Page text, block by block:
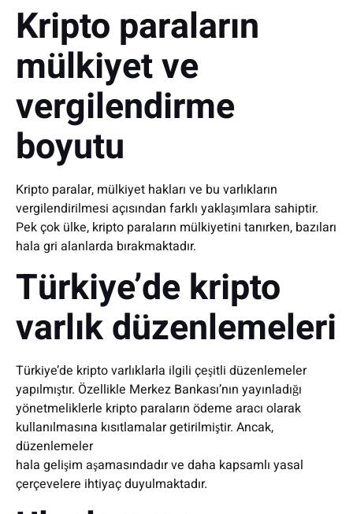
Kripto paraların
mülkiyet ve
vergilendirme
boyutu
Kripto paralar, mülkiyet hakları ve bu varlıkların
vergilendirilmesi açısından farklı yaklaşımlara sahiptir.
Pek çok ülke, kripto paraların mülkiyetini tanırken, bazıları
hala gri alanlarda bırakmaktadır.
Türkiye’de kripto
varlık düzenlemeleri
Türkiye’de kripto varlıklarla ilgili çeşitli düzenlemeler
yapılmıştır. Özellikle Merkez Bankası’nın yayınladığı
yönetmeliklerle kripto paraların ödeme aracı olarak
kullanılmasına kısıtlamalar getirilmiştir. Ancak,
düzenlemeler
hala gelişim aşamasındadır ve daha kapsamlı yasal
çerçevelere ihtiyaç duyulmaktadır.